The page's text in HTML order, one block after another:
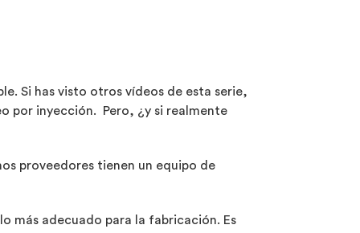
Si has visto otros vídeos de esta serie,
por inyección. Pero, ¿y si realmente
proveedores tienen un equipo de
más adecuado para la fabricación. Es